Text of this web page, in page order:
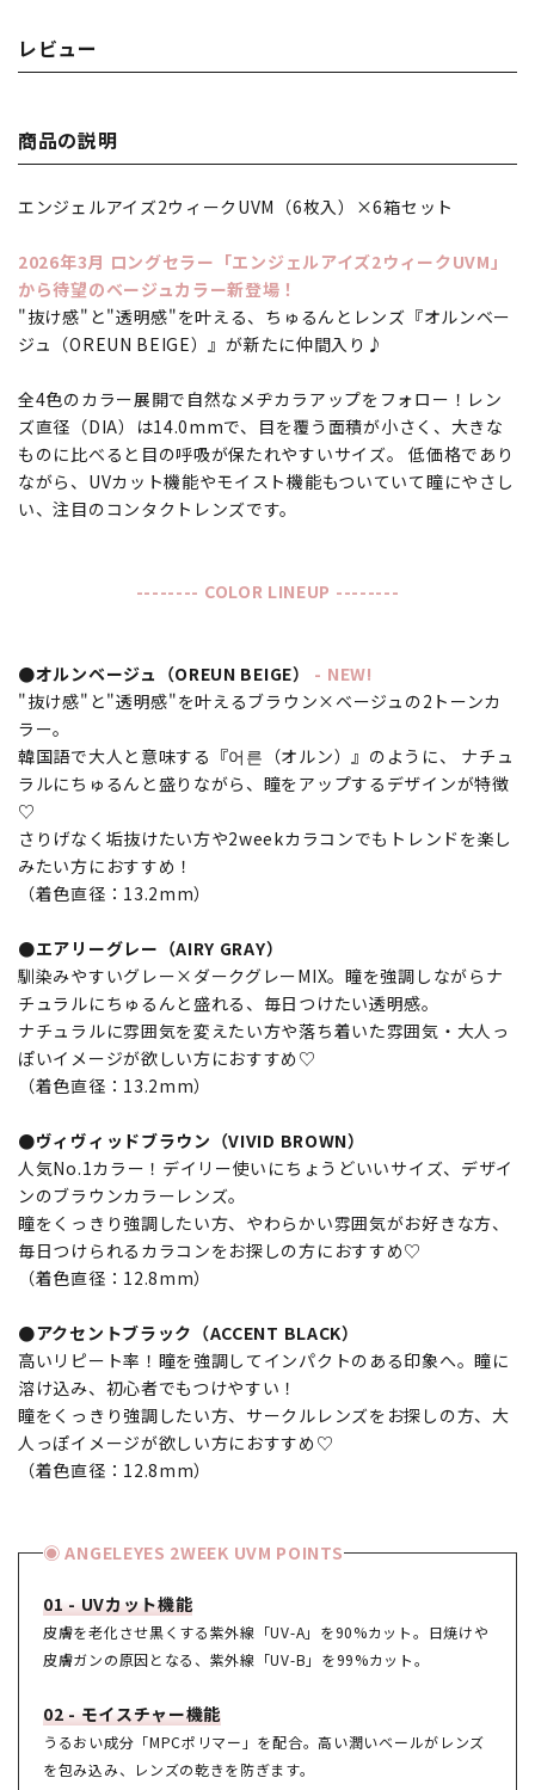
レビュー
商品の説明
エンジェルアイズ2ウィークUVM（6枚入）×6箱セット
2026年3月 ロングセラー「エンジェルアイズ2ウィークUVM」
から待望のベージュカラー新登場！
"抜け感"と"透明感"を叶える、ちゅるんとレンズ『オルンベー
ジュ（OREUN BEIGE）』が新たに仲間入り♪
全4色のカラー展開で自然なメヂカラアップをフォロー！レン
ズ直径（DIA）は14.0mmで、目を覆う面積が小さく、大きな
ものに比べると目の呼吸が保たれやすいサイズ。 低価格であり
ながら、UVカット機能やモイスト機能もついていて瞳にやさし
い、注目のコンタクトレンズです。
-------- COLOR LINEUP --------
●オルンベージュ（OREUN BEIGE）
- NEW!
"抜け感"と"透明感"を叶えるブラウン×ベージュの2トーンカ
ラー。
韓国語で大人と意味する『어른（オルン）』のように、 ナチュ
ラルにちゅるんと盛りながら、瞳をアップするデザインが特徴
♡
さりげなく垢抜けたい方や2weekカラコンでもトレンドを楽し
みたい方におすすめ！
（着色直径：13.2mm）
●エアリーグレー（AIRY GRAY）
馴染みやすいグレー×ダークグレーMIX。瞳を強調しながらナ
チュラルにちゅるんと盛れる、毎日つけたい透明感。
ナチュラルに雰囲気を変えたい方や落ち着いた雰囲気・大人っ
ぽいイメージが欲しい方におすすめ♡
（着色直径：13.2mm）
●ヴィヴィッドブラウン（VIVID BROWN）
人気No.1カラー！デイリー使いにちょうどいいサイズ、デザイ
ンのブラウンカラーレンズ。
瞳をくっきり強調したい方、やわらかい雰囲気がお好きな方、
毎日つけられるカラコンをお探しの方におすすめ♡
（着色直径：12.8mm）
●アクセントブラック（ACCENT BLACK）
高いリピート率！瞳を強調してインパクトのある印象へ。瞳に
溶け込み、初心者でもつけやすい！
瞳をくっきり強調したい方、サークルレンズをお探しの方、大
人っぽイメージが欲しい方におすすめ♡
（着色直径：12.8mm）
◉ ANGELEYES 2WEEK UVM POINTS
01 - UVカット機能
皮膚を老化させ黒くする紫外線「UV-A」を90%カット。日焼けや
皮膚ガンの原因となる、紫外線「UV-B」を99%カット。
02 - モイスチャー機能
うるおい成分「MPCポリマー」を配合。高い潤いベールがレンズ
を包み込み、レンズの乾きを防ぎます。